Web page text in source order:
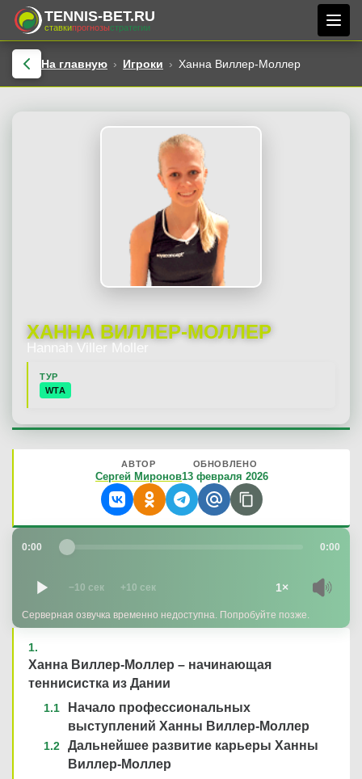
TENNIS-BET.RU
ставкипрогнозыстратегии
На главную Игроки Ханна Виллер-Моллер
ХАННА ВИЛЛЕР-МОЛЛЕР
Hannah Viller Moller
ТУР
WTA
АВТОР
Сергей Миронов
ОБНОВЛЕНО
13 февраля 2026
0:00 0:00
−10 сек +10 сек 1×
Серверная озвучка временно недоступна. Попробуйте позже.
Ханна Виллер-Моллер – начинающая
теннисистка из Дании
Начало профессиональных
выступлений Ханны Виллер-Моллер
Дальнейшее развитие карьеры Ханны
Виллер-Моллер